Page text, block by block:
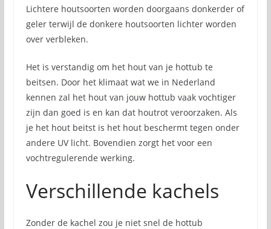
Lichtere houtsoorten worden doorgaans donkerder of
geler terwijl de donkere houtsoorten lichter worden
over verbleken.
Het is verstandig om het hout van je hottub te
beitsen. Door het klimaat wat we in Nederland
kennen zal het hout van jouw hottub vaak vochtiger
zijn dan goed is en kan dat houtrot veroorzaken. Als
je het hout beitst is het hout beschermt tegen onder
andere UV licht. Bovendien zorgt het voor een
vochtregulerende werking.
Verschillende kachels
Zonder de kachel zou je niet snel de hottub